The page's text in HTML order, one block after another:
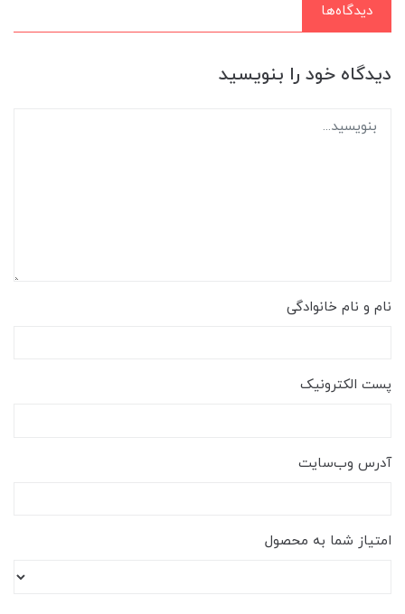
دیدگاه‌ها
دیدگاه خود را بنویسید
نام و نام خانوادگی
پست الکترونیک
آدرس وب‌سایت
امتیاز شما به محصول